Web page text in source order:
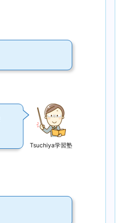
Tsuchiya学習塾